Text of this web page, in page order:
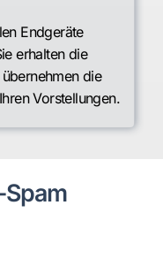
Endgeräte
erhalten die
die
Vorstellungen.